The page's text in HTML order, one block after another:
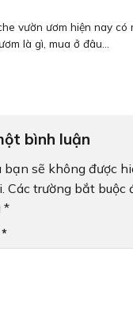
vườn ươm hiện nay có
là gì, mua ở đâu...
bình luận
bạn sẽ không được
Các trường bắt buộc
*
*